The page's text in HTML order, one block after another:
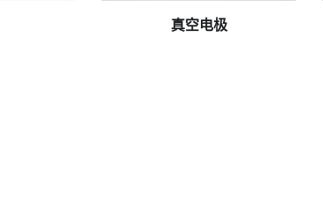
真空电极